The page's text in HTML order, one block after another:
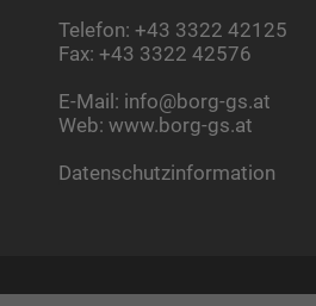
Telefon: +43 3322 42125
Fax: +43 3322 42576
E-Mail: info@borg-gs.at
Web: www.borg-gs.at
Datenschutzinformation